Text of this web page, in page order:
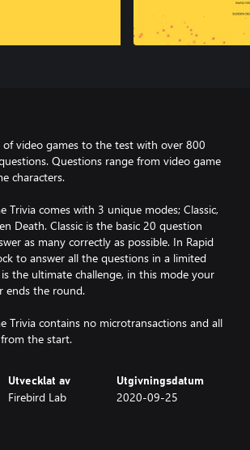
video games to the test with over 800
Questions range from video game
characters.
Trivia comes with 3 unique modes; Classic,
Death. Classic is the basic 20 question
as many correctly as possible. In Rapid
to answer all the questions in a limited
the ultimate challenge, in this mode your
ends the round.
Trivia contains no microtransactions and all
the start.
Utvecklat av
Firebird Lab
Utgivningsdatum
2020-09-25